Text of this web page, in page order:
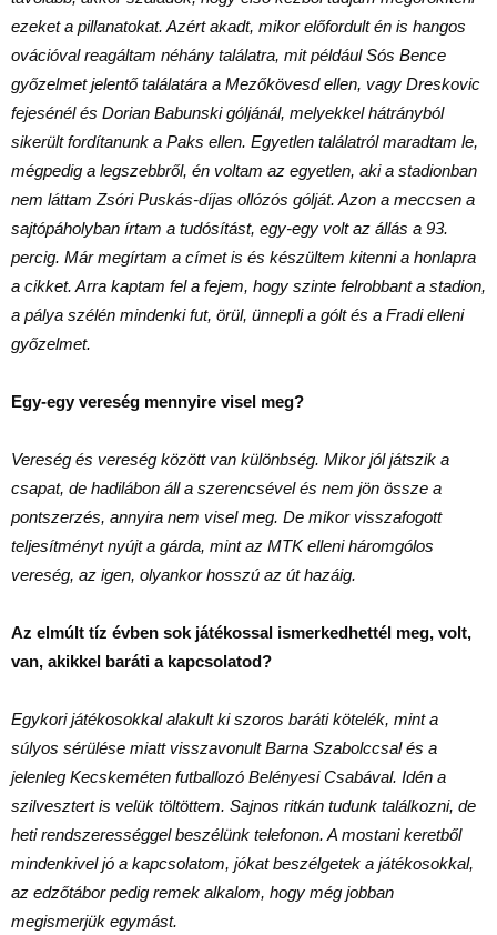
ezeket a pillanatokat. Azért akadt, mikor előfordult én is hangos
ovációval reagáltam néhány találatra, mit például Sós Bence
győzelmet jelentő találatára a Mezőkövesd ellen, vagy Dreskovic
fejesénél és Dorian Babunski góljánál, melyekkel hátrányból
sikerült fordítanunk a Paks ellen. Egyetlen találatról maradtam le,
mégpedig a legszebbről, én voltam az egyetlen, aki a stadionban
nem láttam Zsóri Puskás-díjas ollózós gólját. Azon a meccsen a
sajtópáholyban írtam a tudósítást, egy-egy volt az állás a 93.
percig. Már megírtam a címet is és készültem kitenni a honlapra
a cikket. Arra kaptam fel a fejem, hogy szinte felrobbant a stadion,
a pálya szélén mindenki fut, örül, ünnepli a gólt és a Fradi elleni
győzelmet.
Egy-egy vereség mennyire visel meg?
Vereség és vereség között van különbség. Mikor jól játszik a
csapat, de hadilábon áll a szerencsével és nem jön össze a
pontszerzés, annyira nem visel meg. De mikor visszafogott
teljesítményt nyújt a gárda, mint az MTK elleni háromgólos
vereség, az igen, olyankor hosszú az út hazáig.
Az elmúlt tíz évben sok játékossal ismerkedhettél meg, volt,
van, akikkel baráti a kapcsolatod?
Egykori játékosokkal alakult ki szoros baráti kötelék, mint a
súlyos sérülése miatt visszavonult Barna Szabolccsal és a
jelenleg Kecskeméten futballozó Belényesi Csabával. Idén a
szilvesztert is velük töltöttem. Sajnos ritkán tudunk találkozni, de
heti rendszerességgel beszélünk telefonon. A mostani keretből
mindenkivel jó a kapcsolatom, jókat beszélgetek a játékosokkal,
az edzőtábor pedig remek alkalom, hogy még jobban
megismerjük egymást.